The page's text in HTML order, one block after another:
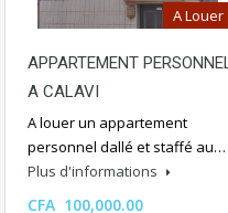
A Louer
APPARTEMENT PERSONNEL
A CALAVI
A louer un appartement
personnel dallé et staffé au…
Plus d'informations
CFA 100,000.00